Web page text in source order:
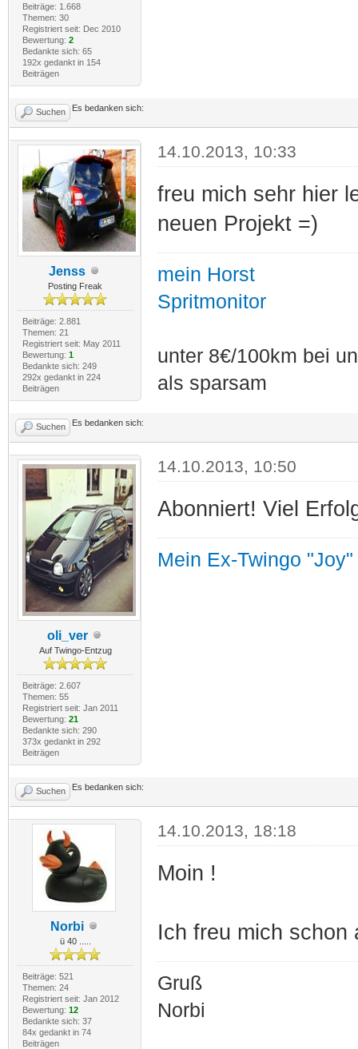
Beiträge: 1.668
Themen: 30
Registriert seit: Dec 2010
Bewertung: 2
Bedankte sich: 65
192x gedankt in 154
Beiträgen
Suchen Es bedanken sich:
Jenss
Posting Freak
Beiträge: 2.881
Themen: 21
Registriert seit: May 2011
Bewertung: 1
Bedankte sich: 249
292x gedankt in 224
Beiträgen
14.10.2013, 10:33
freu mich sehr hier
neuen Projekt =)
mein Horst
Spritmonitor
unter 8€/100km bei
als sparsam
Suchen Es bedanken sich:
oli_ver
Auf Twingo-Entzug
Beiträge: 2.607
Themen: 55
Registriert seit: Jan 2011
Bewertung: 21
Bedankte sich: 290
373x gedankt in 292
Beiträgen
14.10.2013, 10:50
Abonniert! Viel
Mein Ex-Twingo "Joy"
Suchen Es bedanken sich:
Norbi
ü 40 .....
Beiträge: 521
Themen: 24
Registriert seit: Jan 2012
Bewertung: 12
Bedankte sich: 37
84x gedankt in 74
Beiträgen
14.10.2013, 18:18
Moin !
Ich freu mich schon
Gruß
Norbi